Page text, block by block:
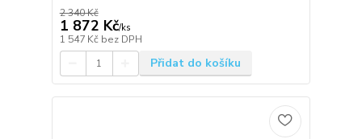
2 340 Kč
1 872 Kč/ks
1 547 Kč bez DPH
Přidat do košíku